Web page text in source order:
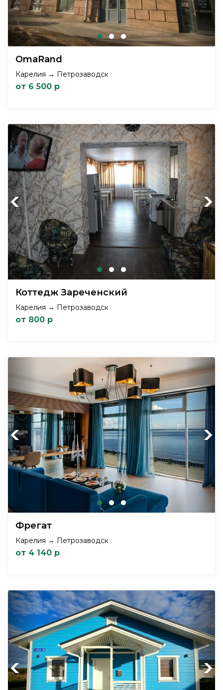
OmaRand
Карелия → Петрозаводск
от 6 500 р
Previous Next
Коттедж Зареченский
Карелия → Петрозаводск
от 800 р
Previous Next
Фрегат
Карелия → Петрозаводск
от 4 140 р
Previous Next